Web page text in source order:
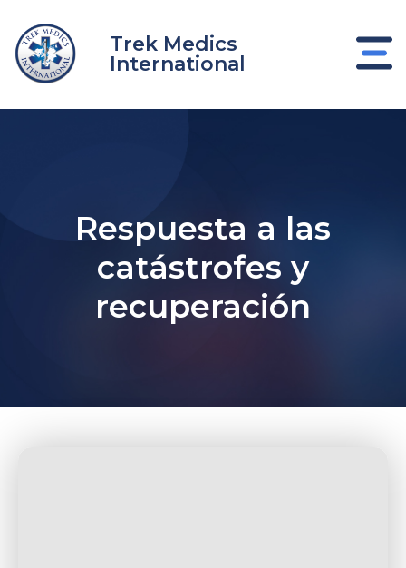
contenido
Trek Medics
International
Respuesta a las
catástrofes y
recuperación